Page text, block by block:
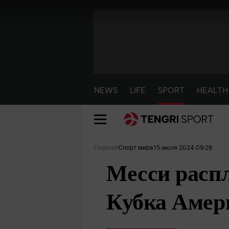
NEWS LIFE SPORT HEALTH
NEWS
Главная Спорт мира15 июля 2024 09:26
Месси
Кубка